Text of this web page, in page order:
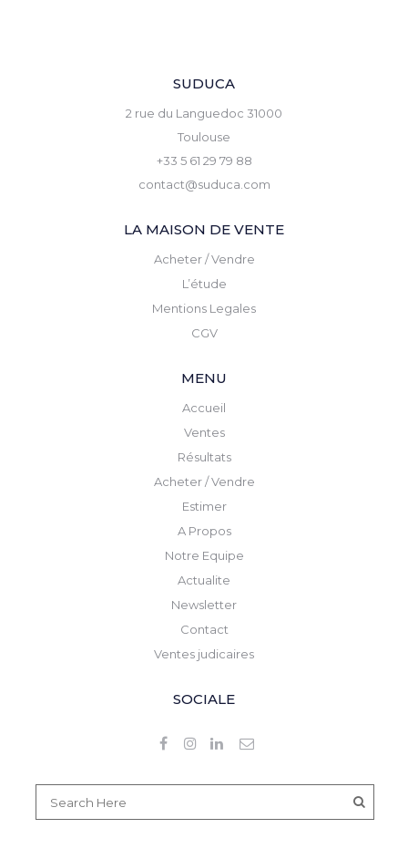
SUDUCA
2 rue du Languedoc 31000
Toulouse
+33 5 61 29 79 88
contact@suduca.com
LA MAISON DE VENTE
Acheter / Vendre
L’étude
Mentions Legales
CGV
MENU
Accueil
Ventes
Résultats
Acheter / Vendre
Estimer
A Propos
Notre Equipe
Actualite
Newsletter
Contact
Ventes judicaires
SOCIALE